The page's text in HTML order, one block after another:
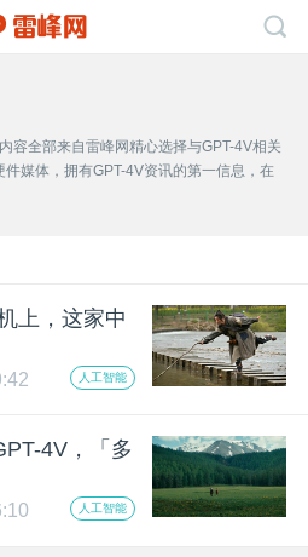
容全部来自雷峰网精心选择与GPT-4V相关
媒体，拥有GPT-4V资讯的第一信息，在
上，这家中
人工智能
4V，「多
人工智能